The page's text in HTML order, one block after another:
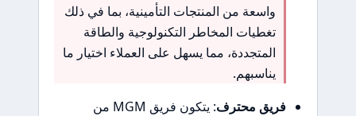
واسعة من المنتجات التأمينية، بما في ذلك
تغطيات المخاطر التكنولوجية والطاقة
المتجددة، مما يسهل على العملاء اختيار ما
يناسبهم.
فريق محترف
: يتكون فريق MGM من